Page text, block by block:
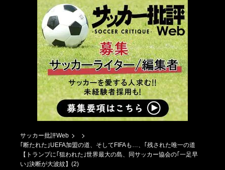
サッカー批評Web
｢断たれた｣UEFA加盟の道、そしてFIFAも…、｢残された唯一の道
【トランプに｢狙われた｣世界最大の島、同サッカー協会の｢一足早
い｣決断が大波紋】(2)